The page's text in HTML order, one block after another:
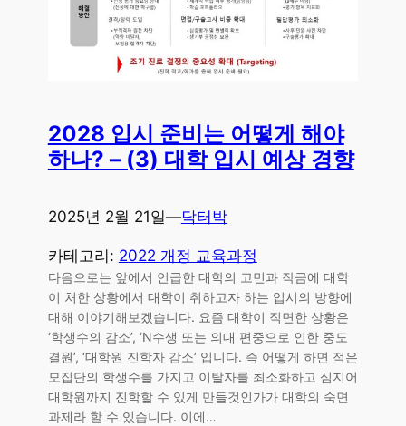
2028 입시 준비는 어떻게 해야
하나? – (3) 대학 입시 예상 경향
2025년 2월 21일—닥터박
카테고리: 2022 개정 교육과정
다음으로는 앞에서 언급한 대학의 고민과 작금에 대학
이 처한 상황에서 대학이 취하고자 하는 입시의 방향에
대해 이야기해보겠습니다. 요즘 대학이 직면한 상황은
‘학생수의 감소’, ‘N수생 또는 의대 편중으로 인한 중도
결원’, ‘대학원 진학자 감소’ 입니다. 즉 어떻게 하면 적은
모집단의 학생수를 가지고 이탈자를 최소화하고 심지어
대학원까지 진학할 수 있게 만들것인가가 대학의 숙면
과제라 할 수 있습니다. 이에…